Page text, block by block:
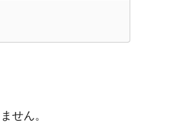
せん。